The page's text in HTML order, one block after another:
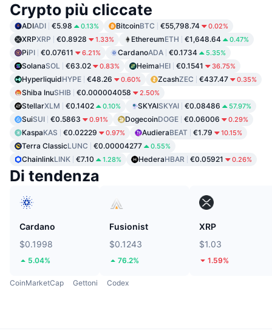
Crypto più cliccate
ADIADI €5.98 0.13% BitcoinBTC €55,798.74 0.02%
XRPXRP €0.8928 1.33% EthereumETH €1,648.64 0.47%
PiPI €0.07611 6.21% CardanoADA €0.1734 5.35%
SolanaSOL €63.02 0.83% HeimaHEI €0.1541 36.75%
HyperliquidHYPE €48.26 0.60% ZcashZEC €437.47 0.35%
Shiba InuSHIB €0.000004058 2.50%
StellarXLM €0.1402 0.10% SKYAISKYAI €0.08486 57.97%
SuiSUI €0.5863 0.91% DogecoinDOGE €0.06006 0.29%
KaspaKAS €0.02229 0.97% AudieraBEAT €1.79 10.15%
Terra ClassicLUNC €0.00004277 0.55%
ChainlinkLINK €7.10 1.28% HederaHBAR €0.05921 0.26%
Di tendenza
Cardano
$0.1998
5.04%
Fusionist
$0.1243
76.2%
XRP
$1.03
1.59%
CoinMarketCap Gettoni Codex